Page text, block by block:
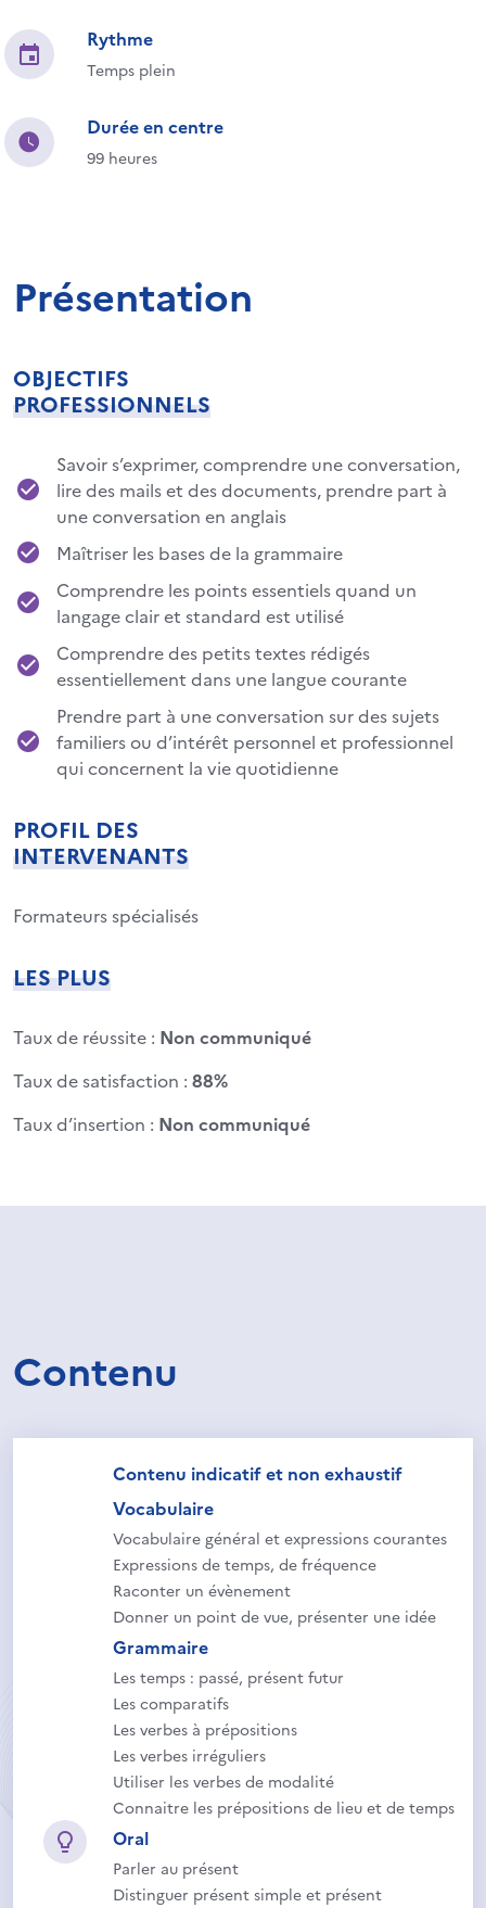
Rythme
Temps plein
Durée en centre
99 heures
Présentation
OBJECTIFS
PROFESSIONNELS
Savoir s’exprimer, comprendre une conversation,
lire des mails et des documents, prendre part à
une conversation en anglais
Maîtriser les bases de la grammaire
Comprendre les points essentiels quand un
langage clair et standard est utilisé
Comprendre des petits textes rédigés
essentiellement dans une langue courante
Prendre part à une conversation sur des sujets
familiers ou d’intérêt personnel et professionnel
qui concernent la vie quotidienne
PROFIL DES
INTERVENANTS
Formateurs spécialisés
LES PLUS
Taux de réussite : Non communiqué
Taux de satisfaction : 88%
Taux d’insertion : Non communiqué
Contenu
Contenu indicatif et non exhaustif
Vocabulaire
Vocabulaire général et expressions courantes
Expressions de temps, de fréquence
Raconter un évènement
Donner un point de vue, présenter une idée
Grammaire
Les temps : passé, présent futur
Les comparatifs
Les verbes à prépositions
Les verbes irréguliers
Utiliser les verbes de modalité
Connaitre les prépositions de lieu et de temps
Oral
Parler au présent
Distinguer présent simple et présent